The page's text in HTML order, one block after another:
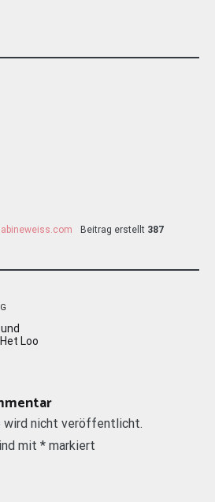
Beitrag erstellt 387
Loo
wird nicht veröffentlicht.
mit * markiert